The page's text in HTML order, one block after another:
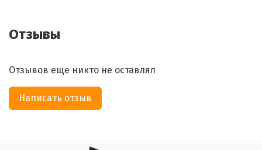
Отзывы
Отзывов еще никто не оставлял
Написать отзыв